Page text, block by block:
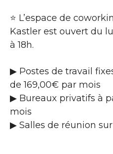
⭐ L’espace de
Kastler est ouvert du
à 18h.
▶ Postes de travail
de 169,00€ par mois
▶ Bureaux privatifs à
mois
▶ Salles de réunion